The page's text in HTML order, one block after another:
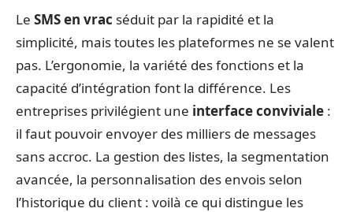
Le SMS en vrac séduit par la rapidité et la
simplicité, mais toutes les plateformes ne se valent
pas. L’ergonomie, la variété des fonctions et la
capacité d’intégration font la différence. Les
entreprises privilégient une interface conviviale :
il faut pouvoir envoyer des milliers de messages
sans accroc. La gestion des listes, la segmentation
avancée, la personnalisation des envois selon
l’historique du client : voilà ce qui distingue les